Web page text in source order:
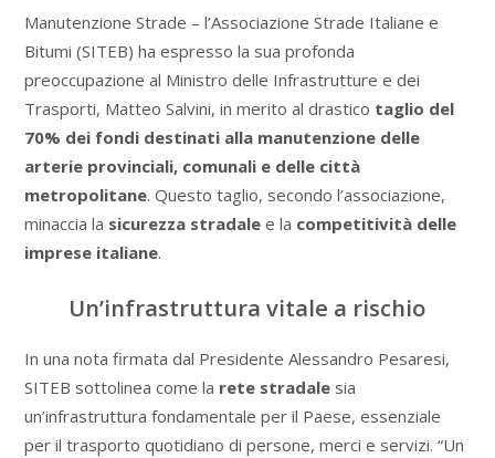
Manutenzione Strade – l’Associazione Strade Italiane e
Bitumi (SITEB) ha espresso la sua profonda
preoccupazione al Ministro delle Infrastrutture e dei
Trasporti, Matteo Salvini, in merito al drastico taglio del
70% dei fondi destinati alla manutenzione delle
arterie provinciali, comunali e delle città
metropolitane. Questo taglio, secondo l’associazione,
minaccia la sicurezza stradalee la competitività delle
imprese italiane.
Un’infrastruttura vitale a rischio
In una nota firmata dal Presidente Alessandro Pesaresi,
SITEB sottolinea come la rete stradalesia
un’infrastruttura fondamentale per il Paese, essenziale
per il trasporto quotidiano di persone, merci e servizi. “Un